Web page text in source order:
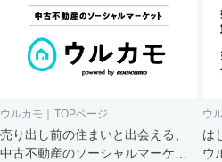
ウルカモ｜TOPページ
売り出し前の住まいと出会える、
中古不動産のソーシャルマーケッ
ウ
は
ウ